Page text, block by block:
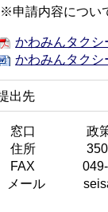
申請内容につい
かわみんタクシ
かわみんタク
出先
窓口 政策推進
住所 350-
FAX 049-
メール